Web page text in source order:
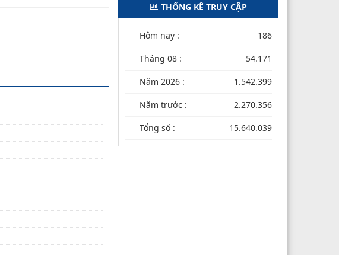
THỐNG KÊ TRUY CẬP
Hôm nay : 186
Tháng 08 : 54.171
Năm 2026 : 1.542.399
Năm trước : 2.270.356
Tổng số : 15.640.039